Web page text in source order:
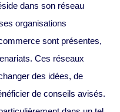
dans son réseau
organisations
sont présentes,
Ces réseaux
des idées, de
de conseils avisés.